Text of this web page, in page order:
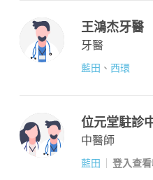
王鴻杰牙醫
牙醫
藍田 、 西環
位元堂駐診
中醫師
藍田 登入查